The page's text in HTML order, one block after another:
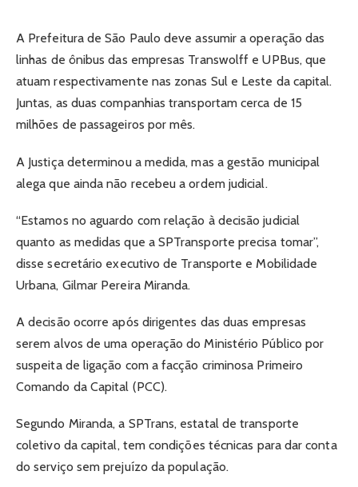
A Prefeitura de São Paulo deve assumir a operação das
linhas de ônibus das empresas Transwolff e UPBus, que
atuam respectivamente nas zonas Sul e Leste da capital.
Juntas, as duas companhias transportam cerca de 15
milhões de passageiros por mês.
A Justiça determinou a medida, mas a gestão municipal
alega que ainda não recebeu a ordem judicial.
“Estamos no aguardo com relação à decisão judicial
quanto as medidas que a SPTransporte precisa tomar”,
disse secretário executivo de Transporte e Mobilidade
Urbana, Gilmar Pereira Miranda.
A decisão ocorre após dirigentes das duas empresas
serem alvos de uma operação do Ministério Público por
suspeita de ligação com a facção criminosa Primeiro
Comando da Capital (PCC).
Segundo Miranda, a SPTrans, estatal de transporte
coletivo da capital, tem condições técnicas para dar conta
do serviço sem prejuízo da população.